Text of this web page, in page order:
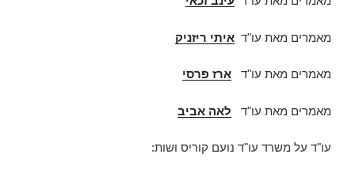
מאמרים מאת עו"ד איתי ריזניק
מאמרים מאת עו"ד ארז פרסי
מאמרים מאת עו"ד לאה אביב
עו"ד על משרד עו"ד נועם קוריס ושות: